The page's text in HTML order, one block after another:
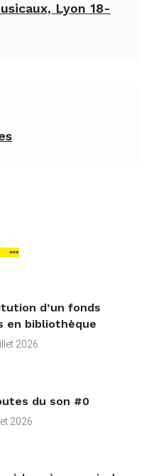
Lyon 18-
…
d’un fonds
en bibliothèque
2026
du son #0
2026